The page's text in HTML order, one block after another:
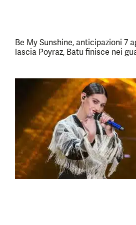
Be My Sunshine, anticipazioni 7
lascia Poyraz, Batu finisce nei